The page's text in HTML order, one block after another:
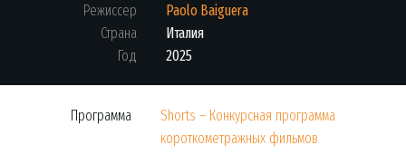
Режиссер
Paolo Baiguera
Страна
Италия
Год
2025
Программа
Shorts – Конкурсная программа
короткометражных фильмов